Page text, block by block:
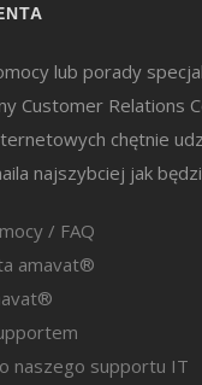
lub porady
Customer Relations
chętnie
najszybciej jak
/ FAQ
amavat®
naszego supportu IT